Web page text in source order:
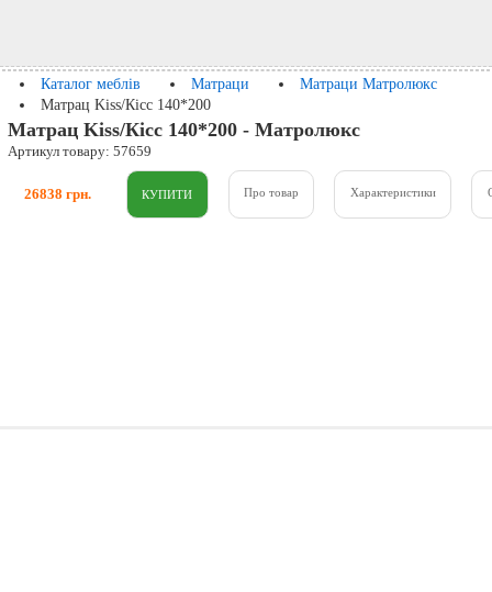
Каталог меблів Матраци
Матраци Матролюкс
Матрац Kiss/Кісс 140*200
Матрац Kiss/Кісс 140*200 - Матролюкс
Артикул товару: 57659
26838 грн. Про товар Характеристики